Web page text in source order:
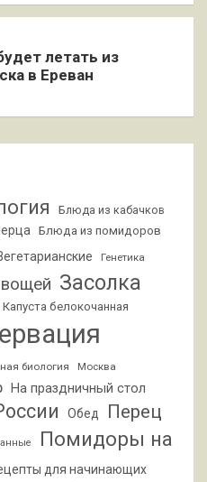
летать из
в Ереван
Блюда из кабачков
Блюда из помидоров
Генетика
Засолка
Капуста белокочанная
биология Москва
На праздничный стол
Обед
Перец
Помидоры на
для начинающих